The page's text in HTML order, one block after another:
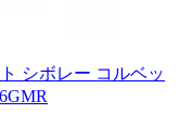
シボレー コルベッ